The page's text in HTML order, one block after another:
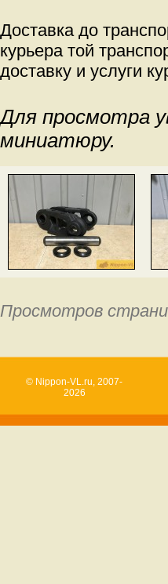
Доставка до
курьера той
доставку и услуги
Для просмотра
миниатюру.
Просмотров
© Nippon-VL.ru, 2007-
2026